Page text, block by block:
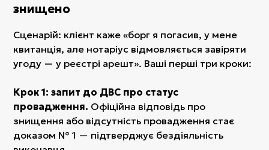
знищено
Сценарій: клієнт каже «борг я погасив, у мене
квитанція, але нотаріус відмовляється завіряти
угоду — у реєстрі арешт». Ваші перші три кроки:
Крок 1: запит до ДВС про статус
провадження. Офіційна відповідь про
знищення або відсутність провадження стає
доказом № 1 — підтверджує бездіяльність